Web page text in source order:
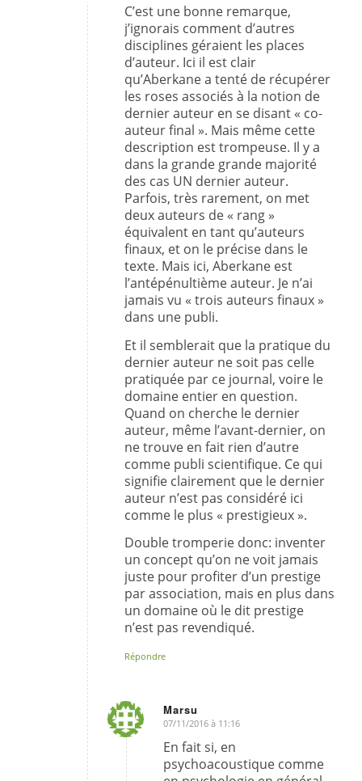
C’est une bonne remarque,
j’ignorais comment d’autres
disciplines géraient les places
d’auteur. Ici il est clair
qu’Aberkane a tenté de récupérer
les roses associés à la notion de
dernier auteur en se disant « co-
auteur final ». Mais même cette
description est trompeuse. Il y a
dans la grande grande majorité
des cas UN dernier auteur.
Parfois, très rarement, on met
deux auteurs de « rang »
équivalent en tant qu’auteurs
finaux, et on le précise dans le
texte. Mais ici, Aberkane est
l’antépénultième auteur. Je n’ai
jamais vu « trois auteurs finaux »
dans une publi.
Et il semblerait que la pratique du
dernier auteur ne soit pas celle
pratiquée par ce journal, voire le
domaine entier en question.
Quand on cherche le dernier
auteur, même l’avant-dernier, on
ne trouve en fait rien d’autre
comme publi scientifique. Ce qui
signifie clairement que le dernier
auteur n’est pas considéré ici
comme le plus « prestigieux ».
Double tromperie donc: inventer
un concept qu’on ne voit jamais
juste pour profiter d’un prestige
par association, mais en plus dans
un domaine où le dit prestige
n’est pas revendiqué.
Répondre
Marsu
dit
07/11/2016 à 11:16
En fait si, en
psychoacoustique comme